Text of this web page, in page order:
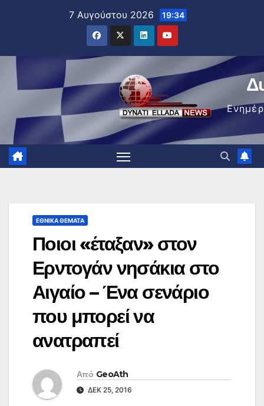
7 Αυγούστου 2026 19:34
ΕΘΝΙΚΆ ΘΈΜΑΤΑ
Ποιοι «έταξαν» στον
Ερντογάν νησάκια στο
Αιγαίο – Ένα σενάριο
που μπορεί να
ανατραπεί
Από GeoAth
ΔΕΚ 25, 2016